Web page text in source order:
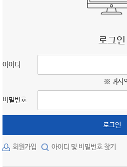
로그인
아이디
※ 귀사
비밀번호
로그인
회원가입 아이디 및 비밀번호 찾기